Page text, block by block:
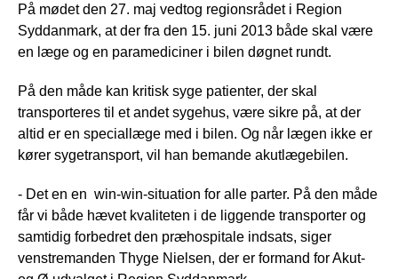
På mødet den 27. maj vedtog regionsrådet i Region
Syddanmark, at der fra den 15. juni 2013 både skal være
en læge og en paramediciner i bilen døgnet rundt.
På den måde kan kritisk syge patienter, der skal
transporteres til et andet sygehus, være sikre på, at der
altid er en speciallæge med i bilen. Og når lægen ikke er
kører sygetransport, vil han bemande akutlægebilen.
- Det en en win-win-situation for alle parter. På den måde
får vi både hævet kvaliteten i de liggende transporter og
samtidig forbedret den præhospitale indsats, siger
venstremanden Thyge Nielsen, der er formand for Akut-